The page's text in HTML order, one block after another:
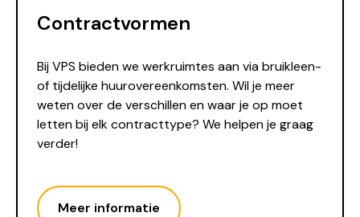
Contractvormen
Bij VPS bieden we werkruimtes aan via bruikleen-
of tijdelijke huurovereenkomsten. Wil je meer
weten over de verschillen en waar je op moet
letten bij elk contracttype? We helpen je graag
verder!
Meer informatie